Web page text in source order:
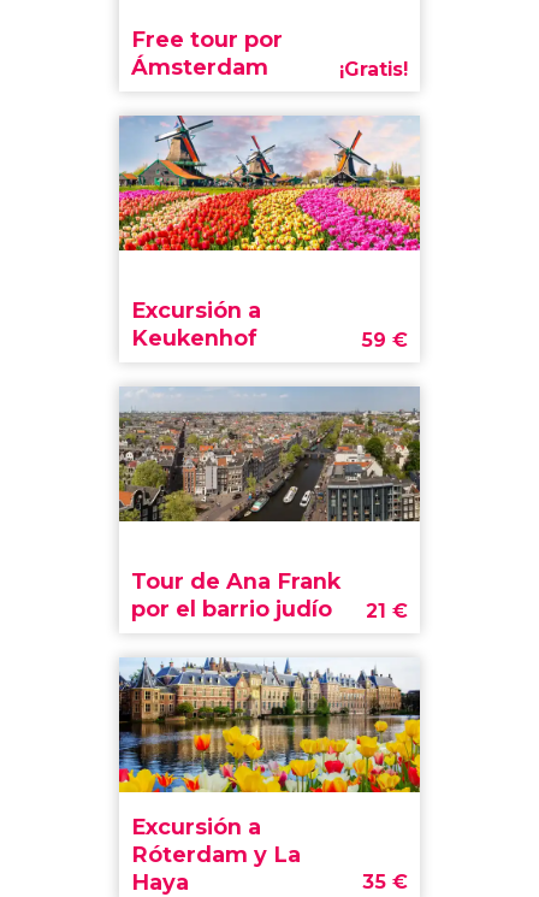
Free tour por
Ámsterdam
¡Gratis!
Excursión a
Keukenhof
59 €
Tour de Ana Frank
por el barrio judío
21 €
Excursión a
Róterdam y La
Haya
35 €